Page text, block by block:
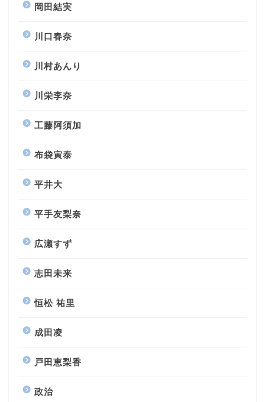
岡田結実
川口春奈
川村あんり
川栄李奈
工藤阿須加
布袋寅泰
平井大
平手友梨奈
広瀬すず
志田未来
恒松 祐里
成田凌
戸田恵梨香
政治